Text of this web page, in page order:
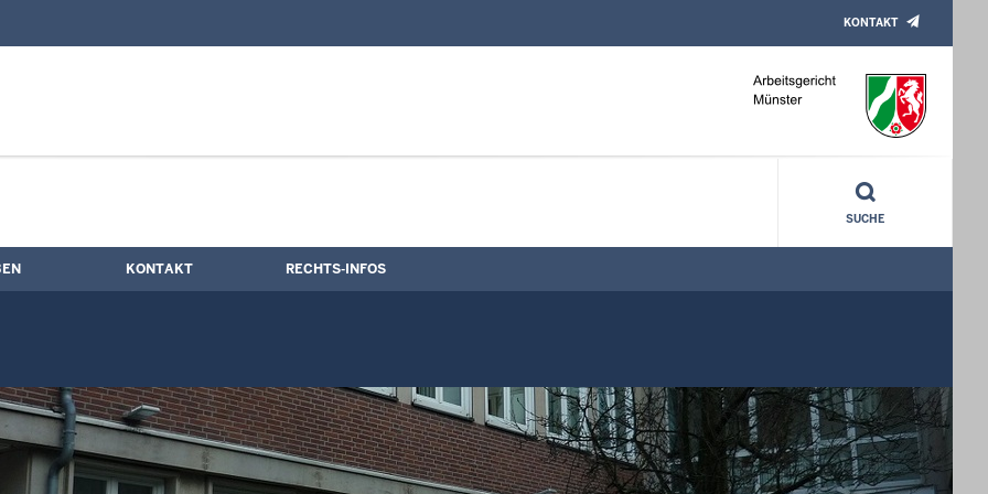
Kontaktformular
KONTAKT
SUCHE
KONTAKT RECHTS-INFOS